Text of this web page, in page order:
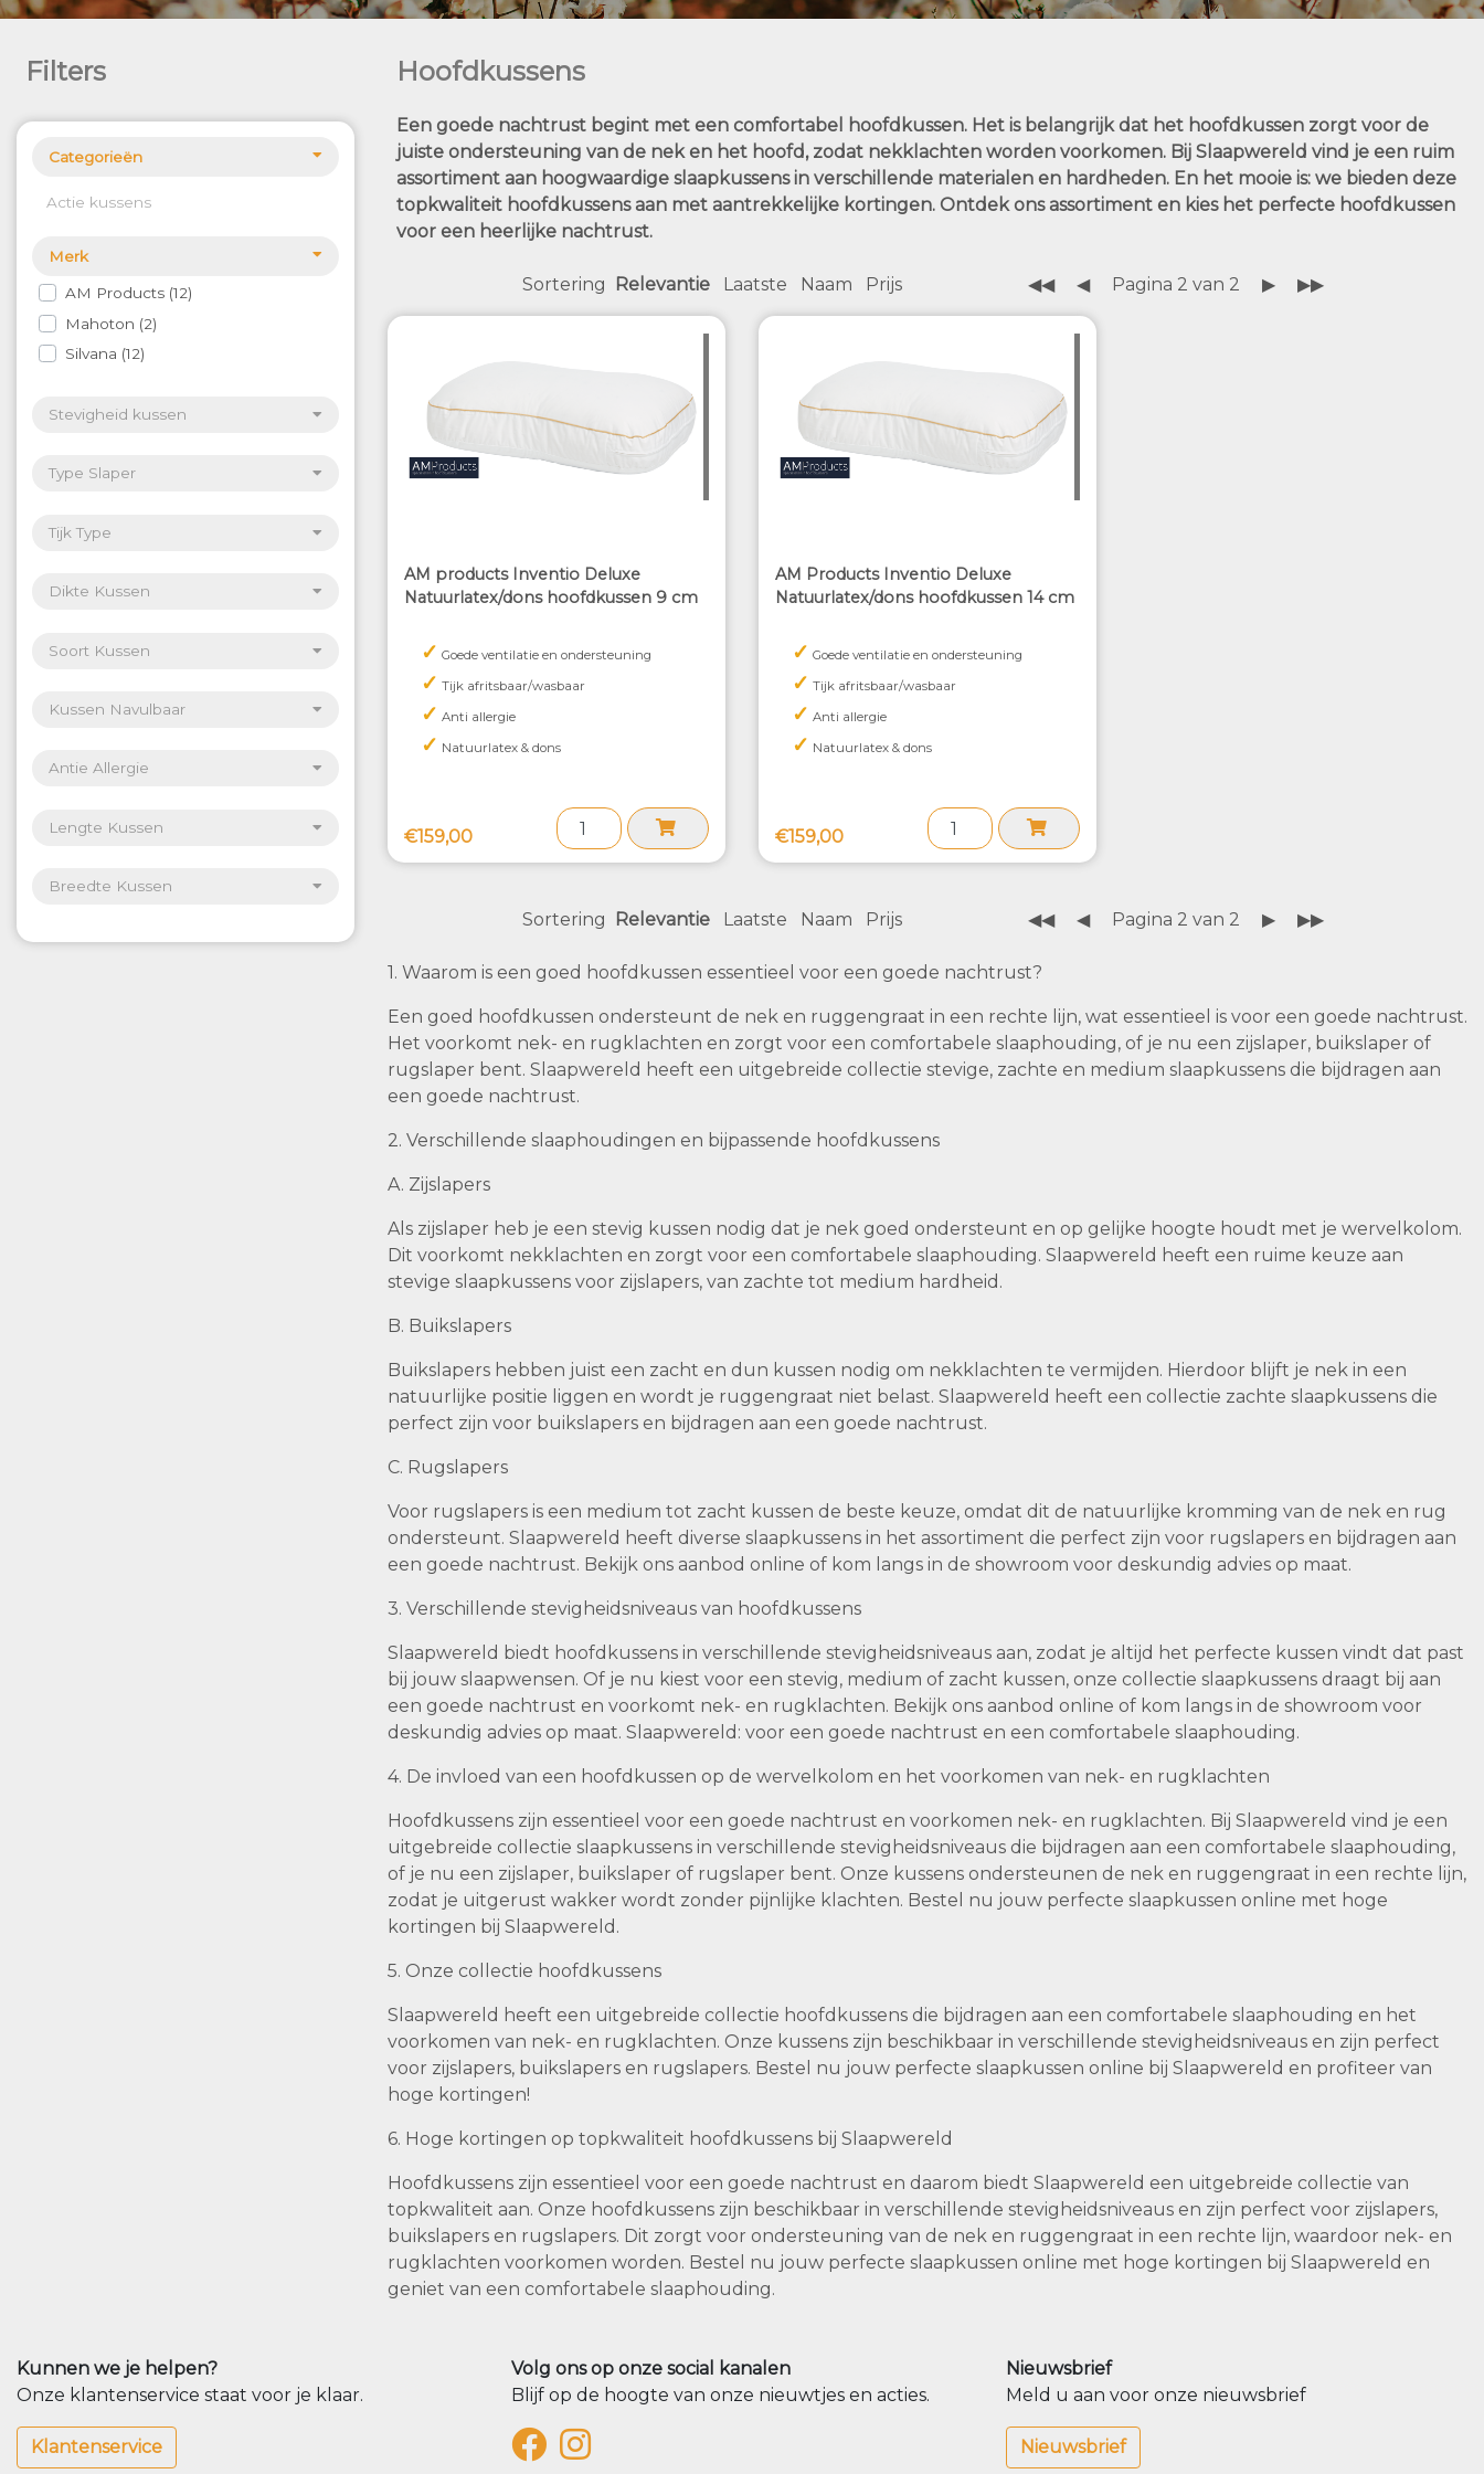
Filters
Categorieën
Actie kussens
Merk
AM Products 12
Mahoton 2
Silvana 12
Stevigheid kussen
Type Slaper
Tijk Type
Dikte Kussen
Soort Kussen
Kussen Navulbaar
Antie Allergie
Lengte Kussen
Breedte Kussen
Hoofdkussens
Een goede nachtrust begint met een comfortabel hoofdkussen. Het is belangrijk dat het hoofdkussen zorgt voor de
juiste ondersteuning van de nek en het hoofd, zodat nekklachten worden voorkomen. Bij Slaapwereld vind je een ruim
assortiment aan hoogwaardige slaapkussens in verschillende materialen en hardheden. En het mooie is: we bieden deze
topkwaliteit hoofdkussens aan met aantrekkelijke kortingen. Ontdek ons assortiment en kies het perfecte hoofdkussen
voor een heerlijke nachtrust.
Sortering Relevantie Laatste Naam Prijs ◀◀ ◀ Pagina 2 van 2 ▶ ▶▶
AM products Inventio Deluxe
Natuurlatex/dons hoofdkussen 9 cm
✓ Goede ventilatie en ondersteuning
✓ Tijk afritsbaar/wasbaar
✓ Anti allergie
✓ Natuurlatex & dons
€159,00
AM Products Inventio Deluxe
Natuurlatex/dons hoofdkussen 14 cm
✓ Goede ventilatie en ondersteuning
✓ Tijk afritsbaar/wasbaar
✓ Anti allergie
✓ Natuurlatex & dons
€159,00
Sortering Relevantie Laatste Naam Prijs ◀◀ ◀ Pagina 2 van 2 ▶ ▶▶
1. Waarom is een goed hoofdkussen essentieel voor een goede nachtrust?
Een goed hoofdkussen ondersteunt de nek en ruggengraat in een rechte lijn, wat essentieel is voor een goede nachtrust.
Het voorkomt nek- en rugklachten en zorgt voor een comfortabele slaaphouding, of je nu een zijslaper, buikslaper of
rugslaper bent. Slaapwereld heeft een uitgebreide collectie stevige, zachte en medium slaapkussens die bijdragen aan
een goede nachtrust.
2. Verschillende slaaphoudingen en bijpassende hoofdkussens
A. Zijslapers
Als zijslaper heb je een stevig kussen nodig dat je nek goed ondersteunt en op gelijke hoogte houdt met je wervelkolom.
Dit voorkomt nekklachten en zorgt voor een comfortabele slaaphouding. Slaapwereld heeft een ruime keuze aan
stevige slaapkussens voor zijslapers, van zachte tot medium hardheid.
B. Buikslapers
Buikslapers hebben juist een zacht en dun kussen nodig om nekklachten te vermijden. Hierdoor blijft je nek in een
natuurlijke positie liggen en wordt je ruggengraat niet belast. Slaapwereld heeft een collectie zachte slaapkussens die
perfect zijn voor buikslapers en bijdragen aan een goede nachtrust.
C. Rugslapers
Voor rugslapers is een medium tot zacht kussen de beste keuze, omdat dit de natuurlijke kromming van de nek en rug
ondersteunt. Slaapwereld heeft diverse slaapkussens in het assortiment die perfect zijn voor rugslapers en bijdragen aan
een goede nachtrust. Bekijk ons aanbod online of kom langs in de showroom voor deskundig advies op maat.
3. Verschillende stevigheidsniveaus van hoofdkussens
Slaapwereld biedt hoofdkussens in verschillende stevigheidsniveaus aan, zodat je altijd het perfecte kussen vindt dat past
bij jouw slaapwensen. Of je nu kiest voor een stevig, medium of zacht kussen, onze collectie slaapkussens draagt bij aan
een goede nachtrust en voorkomt nek- en rugklachten. Bekijk ons aanbod online of kom langs in de showroom voor
deskundig advies op maat. Slaapwereld: voor een goede nachtrust en een comfortabele slaaphouding.
4. De invloed van een hoofdkussen op de wervelkolom en het voorkomen van nek- en rugklachten
Hoofdkussens zijn essentieel voor een goede nachtrust en voorkomen nek- en rugklachten. Bij Slaapwereld vind je een
uitgebreide collectie slaapkussens in verschillende stevigheidsniveaus die bijdragen aan een comfortabele slaaphouding,
of je nu een zijslaper, buikslaper of rugslaper bent. Onze kussens ondersteunen de nek en ruggengraat in een rechte lijn,
zodat je uitgerust wakker wordt zonder pijnlijke klachten. Bestel nu jouw perfecte slaapkussen online met hoge
kortingen bij Slaapwereld.
5. Onze collectie hoofdkussens
Slaapwereld heeft een uitgebreide collectie hoofdkussens die bijdragen aan een comfortabele slaaphouding en het
voorkomen van nek- en rugklachten. Onze kussens zijn beschikbaar in verschillende stevigheidsniveaus en zijn perfect
voor zijslapers, buikslapers en rugslapers. Bestel nu jouw perfecte slaapkussen online bij Slaapwereld en profiteer van
hoge kortingen!
6. Hoge kortingen op topkwaliteit hoofdkussens bij Slaapwereld
Hoofdkussens zijn essentieel voor een goede nachtrust en daarom biedt Slaapwereld een uitgebreide collectie van
topkwaliteit aan. Onze hoofdkussens zijn beschikbaar in verschillende stevigheidsniveaus en zijn perfect voor zijslapers,
buikslapers en rugslapers. Dit zorgt voor ondersteuning van de nek en ruggengraat in een rechte lijn, waardoor nek- en
rugklachten voorkomen worden. Bestel nu jouw perfecte slaapkussen online met hoge kortingen bij Slaapwereld en
geniet van een comfortabele slaaphouding.
Kunnen we je helpen?
Onze klantenservice staat voor je klaar.
Klantenservice
Volg ons op onze social kanalen
Blijf op de hoogte van onze nieuwtjes en acties.
Nieuwsbrief
Meld u aan voor onze nieuwsbrief
Nieuwsbrief